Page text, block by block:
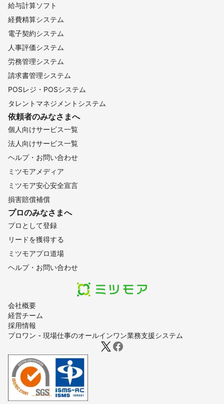
会社概要
経営チーム
採用情報
プロワン - 現場仕事のオールインワン業務支援システム
給与計算ソフト
経費精算システム
電子契約システム
人事評価システム
労務管理システム
請求書管理システム
POSレジ・POSシステム
タレントマネジメントシステム
依頼者のみなさまへ
個人向けサービス一覧
法人向けサービス一覧
ヘルプ・お問い合わせ
ミツモアメディア
ミツモア安心安全宣言
損害賠償補償
プロのみなさまへ
プロとして登録
リードを獲得する
ミツモアプロ道場
ヘルプ・お問い合わせ